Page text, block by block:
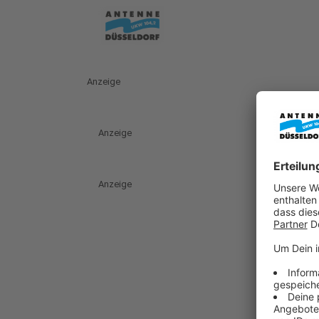
Anzeige
Anzeige
Anzeige